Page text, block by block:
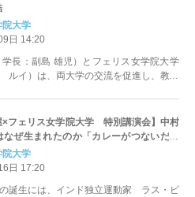
院大学
日 14:20
長：副島 雄児）とフェリス女学院大学
ルイ）は、両大学の交流を促進し、教育
×フェリス女学院大学 特別講演会】中村
なぜ生まれたのか「カレーがつないだ日
院大学
日 17:20
誕生には、インド独立運動家 ラス・ビ